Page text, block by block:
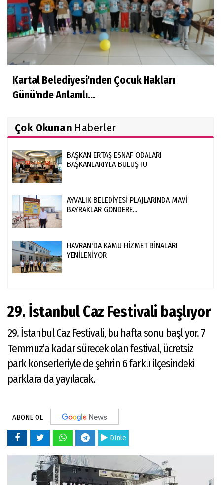
Kartal Belediyesi'nden Çocuk Hakları
Günü'nde Anlamlı...
Çok Okunan Haberler
BAŞKAN ERTAŞ ESNAF ODALARI
BAŞKANLARIYLA BULUŞTU
AYVALIK BELEDİYESİ PLAJLARINDA MAVİ
BAYRAKLAR GÖNDERE...
HAVRAN'DA KAMU HİZMET BİNALARI
YENİLENİYOR
29. İstanbul Caz Festivali başlıyor
29. İstanbul Caz Festivali, bu hafta sonu başlıyor. 7
Temmuz’a kadar sürecek olan festival, ücretsiz
park konserleriyle de şehrin 6 farklı ilçesindeki
parklara da yayılacak.
ABONE OL
Dinle